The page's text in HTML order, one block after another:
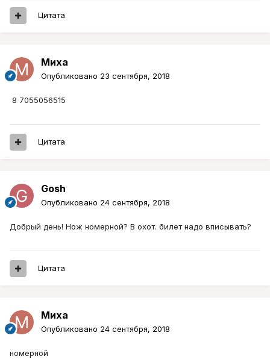
Цитата
Миха
Опубликовано 23 сентября, 2018
8 7055056515
Цитата
Gosh
Опубликовано 24 сентября, 2018
Добрый день! Нож номерной? В охот. билет надо вписывать?
Цитата
Миха
Опубликовано 24 сентября, 2018
номерной